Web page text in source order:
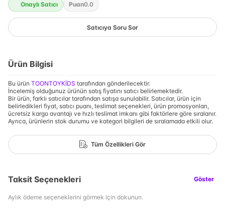
Onaylı Satıcı Puan0.0
Satıcıya Soru Sor
Ürün Bilgisi
Bu ürün TOONTOYKİDS tarafından gönderilecektir.
İncelemiş olduğunuz ürünün satış fiyatını satıcı belirlemektedir.
Bir ürün, farklı satıcılar tarafından satışa sunulabilir. Satıcılar, ürün için
belirledikleri fiyat, satıcı puanı, teslimat seçenekleri, ürün promosyonları,
ücretsiz kargo avantajı ve hızlı teslimat imkanı gibi faktörlere göre sıralanır.
Ayrıca, ürünlerin stok durumu ve kategori bilgileri de sıralamada etkili olur.
Tüm Özellikleri Gör
Taksit Seçenekleri Göster
Aylık ödeme seçeneklerini görmek için dokunun.